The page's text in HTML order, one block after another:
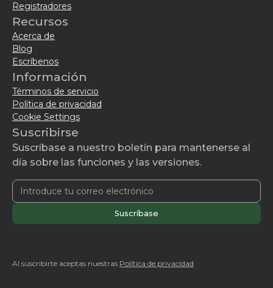
Registradores
Recursos
Acerca de
Blog
Escríbenos
Información
Términos de servicio
Política de privacidad
Cookie Settings
Suscribirse
Suscríbase a nuestro boletín para mantenerse al
día sobre las funciones y las versiones.
Al suscribirte aceptas nuestras Política de privacidad